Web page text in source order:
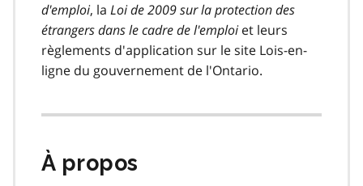
d'emploi, la Loi de 2009 sur la protection des
étrangers dans le cadre de l'emploiet leurs
règlements d'application sur le site Lois-en-
ligne du gouvernement de l'Ontario.
À propos